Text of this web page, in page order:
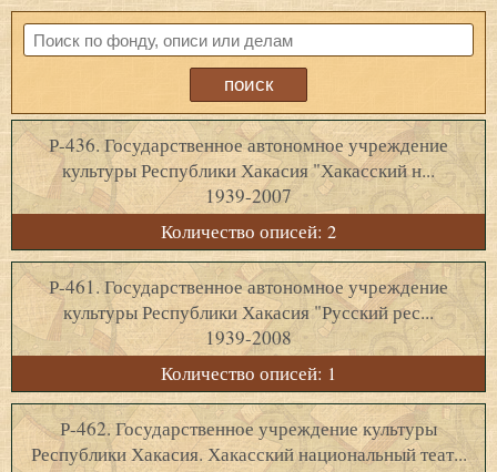
Р-436. Государственное автономное учреждение
культуры Республики Хакасия "Хакасский н...
1939-2007
Количество описей: 2
Р-461. Государственное автономное учреждение
культуры Республики Хакасия "Русский рес...
1939-2008
Количество описей: 1
Р-462. Государственное учреждение культуры
Республики Хакасия. Хакасский национальный теат...